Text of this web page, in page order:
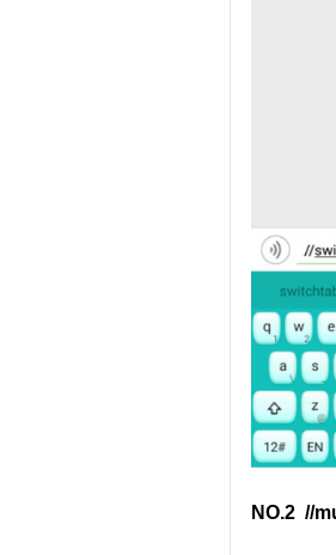
NO.2 //